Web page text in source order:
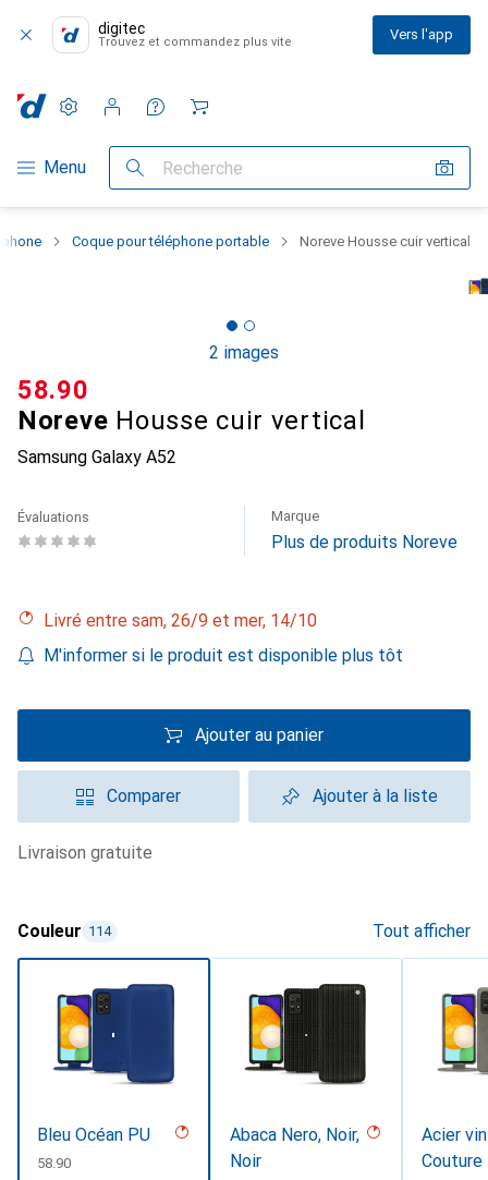
digitec
Trouvez et commandez plus vite Vers l'app
Navigation par catégorie
Menu Recherche
Paramètres
Compte client
Listes de comparaison
Listes d'envies
Panier
Coque pour téléphone portable Noreve Housse cuir vertical
2 images
Noreve Housse cuir vertical
Samsung Galaxy A52
CHF
58.90
Évaluations Marque
Plus de produits Noreve
Livré entre sam, 26/9 et mer, 14/10
M'informer si le produit est disponible plus tôt
Ajouter au panier
Comparer Ajouter à la liste
livraison gratuite
Couleur 114 Tout afficher
Bleu Océan PU
CHF
58.90
Abaca Nero, Noir,
Noir
Acier
Couture